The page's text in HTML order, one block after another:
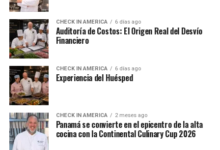
CHECK IN AMERICA 6 días ago
Auditoría de Costos: El Origen Real del Desvío
Financiero
CHECK IN AMERICA 6 días ago
Experiencia del Huésped
CHECK IN AMERICA 2 meses ago
Panamá se convierte en el epicentro de la alta
cocina con la Continental Culinary Cup 2026